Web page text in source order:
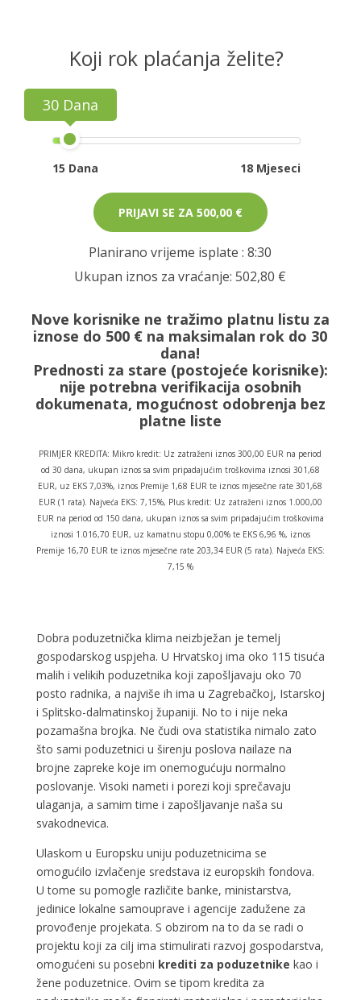
Koji rok plaćanja želite?
30 Dana
15 Dana 18 Mjeseci
PRIJAVI SE ZA 500,00 €
Planirano vrijeme isplate: 8:30
Ukupan iznos za vraćanje:502,80 €
Nove korisnike ne tražimo platnu listu za
iznose do 500 € na maksimalan rok do 30
dana!
Prednosti za stare (postojeće korisnike):
nije potrebna verifikacija osobnih
dokumenata, mogućnost odobrenja bez
platne liste
PRIMJER KREDITA: Mikro kredit: Uz zatraženi iznos 300,00 EUR na period
od 30 dana, ukupan iznos sa svim pripadajućim troškovima iznosi 301,68
EUR, uz EKS 7,03%, iznos Premije 1,68 EUR te iznos mjesečne rate 301,68
EUR (1 rata). Najveća EKS: 7,15%, Plus kredit: Uz zatraženi iznos 1.000,00
EUR na period od 150 dana, ukupan iznos sa svim pripadajućim troškovima
iznosi 1.016,70 EUR, uz kamatnu stopu 0,00% te EKS 6,96 %, iznos
Premije 16,70 EUR te iznos mjesečne rate 203,34 EUR (5 rata). Najveća EKS:
7,15 %
Dobra poduzetnička klima neizbježan je temelj
gospodarskog uspjeha. U Hrvatskoj ima oko 115 tisuća
malih i velikih poduzetnika koji zapošljavaju oko 70
posto radnika, a najviše ih ima u Zagrebačkoj, Istarskoj
i Splitsko-dalmatinskoj županiji. No to i nije neka
pozamašna brojka. Ne čudi ova statistika nimalo zato
što sami poduzetnici u širenju poslova nailaze na
brojne zapreke koje im onemogućuju normalno
poslovanje. Visoki nameti i porezi koji sprečavaju
ulaganja, a samim time i zapošljavanje naša su
svakodnevica.
Ulaskom u Europsku uniju poduzetnicima se
omogućilo izvlačenje sredstava iz europskih fondova.
U tome su pomogle različite banke, ministarstva,
jedinice lokalne samouprave i agencije zadužene za
provođenje projekata. S obzirom na to da se radi o
projektu koji za cilj ima stimulirati razvoj gospodarstva,
omogućeni su posebni krediti za poduzetnike kao i
žene poduzetnice. Ovim se tipom kredita za